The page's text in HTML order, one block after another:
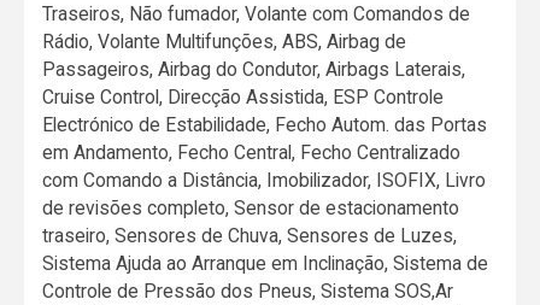
Traseiros, Não fumador, Volante com Comandos de
Rádio, Volante Multifunções, ABS, Airbag de
Passageiros, Airbag do Condutor, Airbags Laterais,
Cruise Control, Direcção Assistida, ESP Controle
Electrónico de Estabilidade, Fecho Autom. das Portas
em Andamento, Fecho Central, Fecho Centralizado
com Comando a Distância, Imobilizador, ISOFIX, Livro
de revisões completo, Sensor de estacionamento
traseiro, Sensores de Chuva, Sensores de Luzes,
Sistema Ajuda ao Arranque em Inclinação, Sistema de
Controle de Pressão dos Pneus, Sistema SOS,Ar